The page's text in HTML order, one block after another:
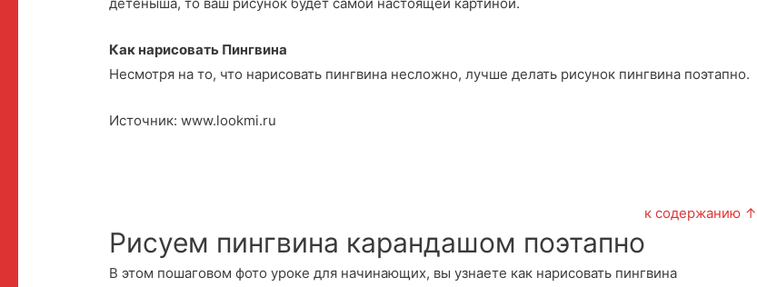
Как нарисовать Пингвина
Несмотря на то, что нарисовать пингвина несложно, лучше делать рисунок пингвина поэтапно.
Источник: www.lookmi.ru
к содержанию ↑
Рисуем пингвина карандашом поэтапно
В этом пошаговом фото уроке для начинающих, вы узнаете как нарисовать пингвина